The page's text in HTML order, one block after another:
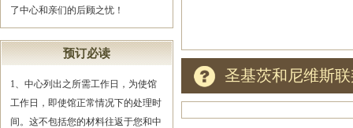
了中心和亲们的后顾之忧！
预订必读
1、中心列出之所需工作日，为使馆
工作日，即使馆正常情况下的处理时
间。这不包括您的材料往返于您和中
圣基茨和尼维斯